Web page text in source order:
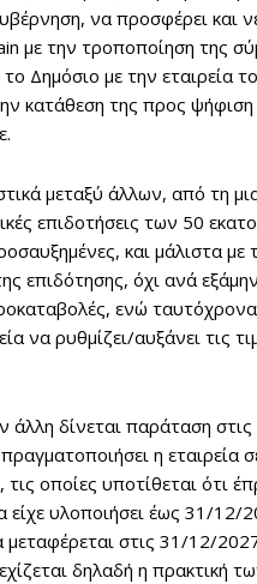
να προσφέρει και
με την τροποποίηση της
Δημόσιο με την εταιρεία
κατάθεση της προς
μεταξύ άλλων, από τη
επιδοτήσεις των 50
και μάλιστα με
επιδότησης, όχι ανά
ενώ
να ρυθμίζει/αυξάνει τις
άλλη δίνεται παράταση
η εταιρεία
οποίες υποτίθεται ότι
είχε υλοποιήσει έως 31/12/
μεταφέρεται στις 31/12/
δηλαδή η πρακτική